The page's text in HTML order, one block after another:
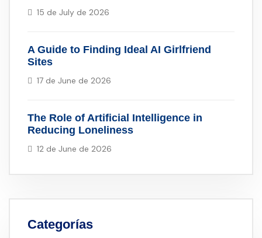
15 de July de 2026
A Guide to Finding Ideal AI Girlfriend
Sites
17 de June de 2026
The Role of Artificial Intelligence in
Reducing Loneliness
12 de June de 2026
Categorías